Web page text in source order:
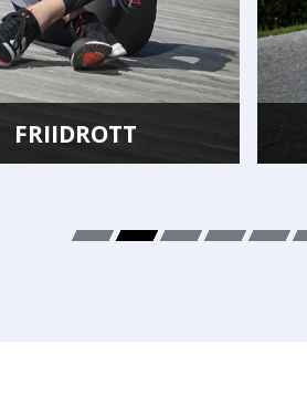
CYKLING